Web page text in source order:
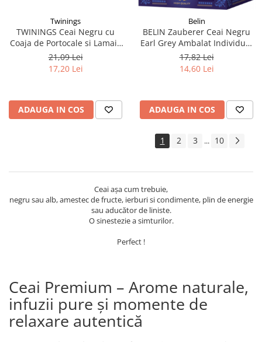
Twinings
TWININGS Ceai Negru cu
Coaja de Portocale si Lamaie
Lady Grey 25x1.5g
21,09 Lei
17,20 Lei
ADAUGA IN COS
Belin
BELIN Zauberer Ceai Negru
Earl Grey Ambalat Individual
20x2g
17,82 Lei
14,60 Lei
ADAUGA IN COS
1 2 3 ... 10
Ceai așa cum trebuie,
negru sau alb, amestec de fructe, ierburi si condimente, plin de energie
sau aducător de liniste.
O sinestezie a simturilor.
Perfect !
Ceai Premium – Arome naturale,
infuzii pure și momente de
relaxare autentică